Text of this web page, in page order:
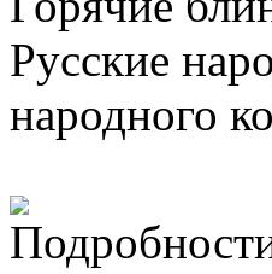
Русские
народного